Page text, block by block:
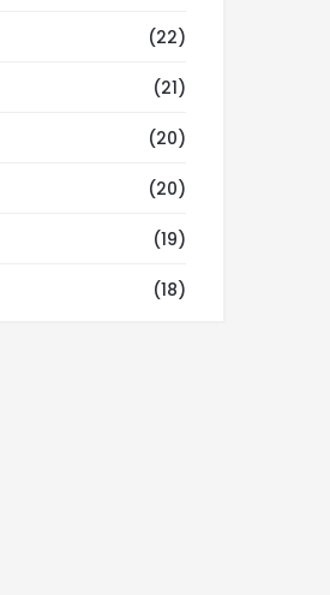
(22)
(21)
(20)
(20)
(19)
(18)